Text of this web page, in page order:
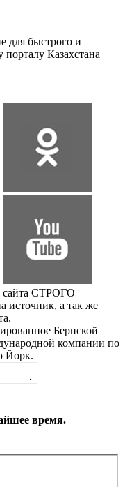
для быстрого и
порталу Казахстана
сайта СТРОГО
а так же
Бернской
компании по
Йорк.
время.